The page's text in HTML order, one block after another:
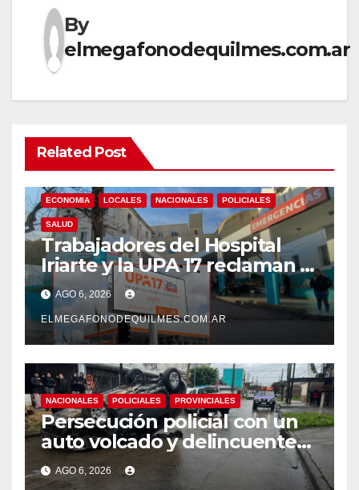
By
elmegafonodequilmes.com.ar
Related Post
ECONOMIA LOCALES NACIONALES POLICIALES
SALUD
Trabajadores del Hospital
Iriarte y la UPA 17 reclaman el
pase a planta de becarios y
mejoras laborales
AGO 6, 2026
ELMEGAFONODEQUILMES.COM.AR
NACIONALES POLICIALES PROVINCIALES
Persecución policial con un
auto volcado y delincuentes
detenidos en San Francisco
Solano
AGO 6, 2026